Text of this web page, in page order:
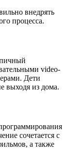
внедрять
процесса.
video-
Дети
выходя из дома.
сочетается с
а также